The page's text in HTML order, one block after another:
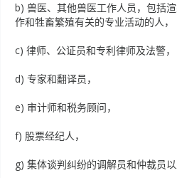
b) 兽医、其他兽医工作人员，包括
作和牲畜繁殖有关的专业活动的人，
c) 律师、公证员和专利律师及法警，
d) 专家和翻译员，
e) 审计师和税务顾问，
f) 股票经纪人，
g) 集体谈判纠纷的调解员和仲裁员以